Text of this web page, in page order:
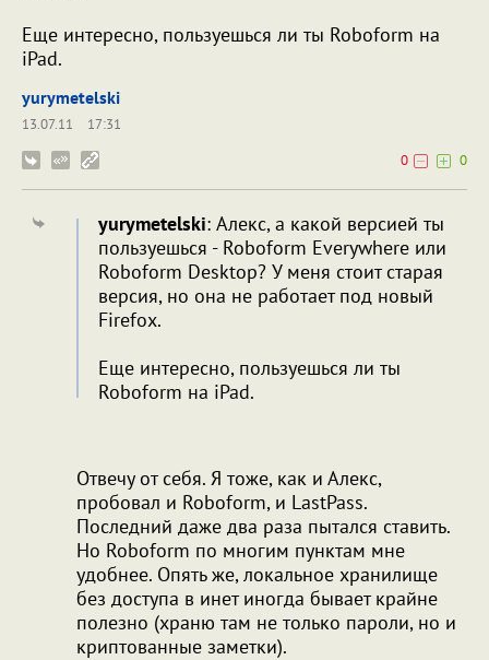
Еще интересно, пользуешься ли ты Roboform на
iPad.
yurymetelski
13.07.11
17:31
0
0
yurymetelski: Алекс, а какой версией ты
пользуешься - Roboform Everywhere или
Roboform Desktop? У меня стоит старая
версия, но она не работает под новый
Firefox.
Еще интересно, пользуешься ли ты
Roboform на iPad.
Отвечу от себя. Я тоже, как и Алекс,
пробовал и Roboform, и LastPass.
Последний даже два раза пытался ставить.
Но Roboform по многим пунктам мне
удобнее. Опять же, локальное хранилище
без доступа в инет иногда бывает крайне
полезно (храню там не только пароли, но и
криптованные заметки).